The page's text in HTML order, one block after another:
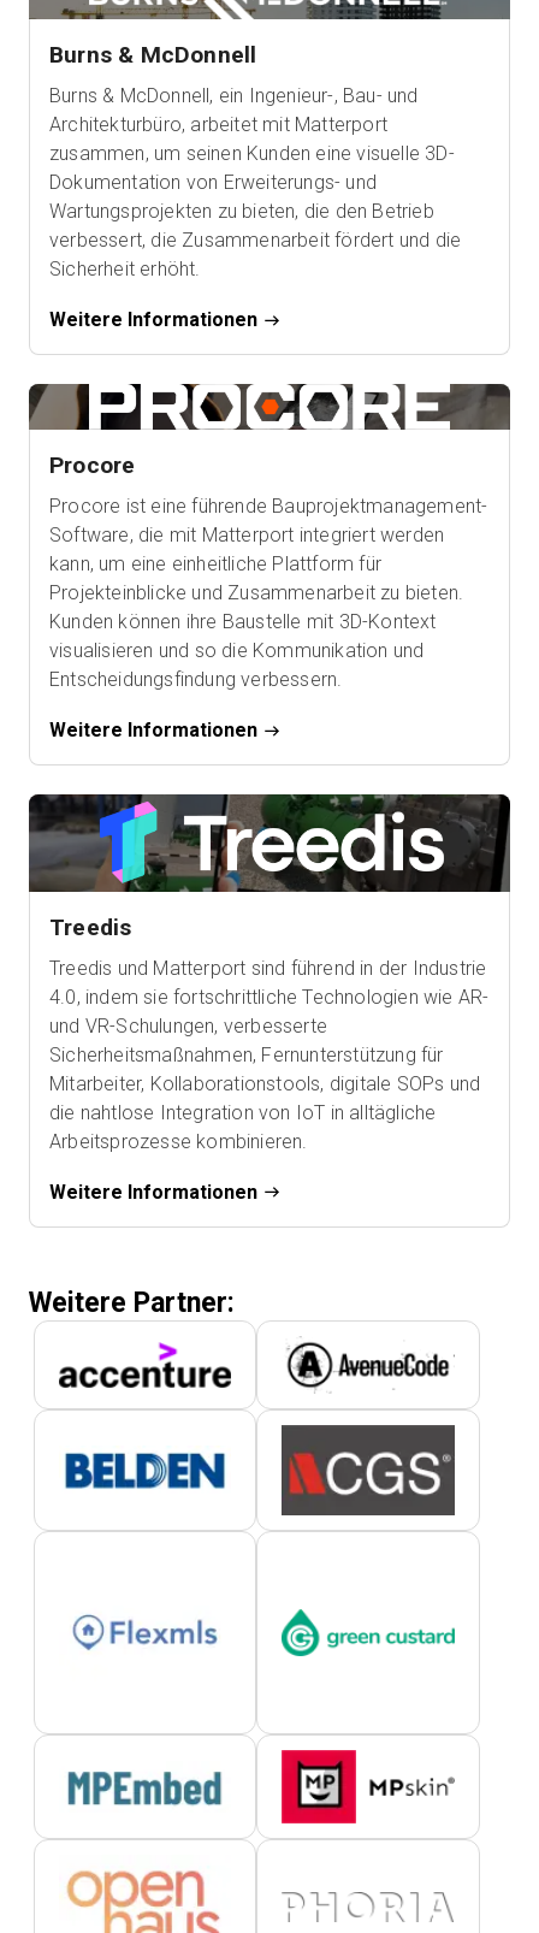
Burns & McDonnell
Burns & McDonnell, ein Ingenieur-, Bau- und
Architekturbüro, arbeitet mit Matterport
zusammen, um seinen Kunden eine visuelle 3D-
Dokumentation von Erweiterungs- und
Wartungsprojekten zu bieten, die den Betrieb
verbessert, die Zusammenarbeit fördert und die
Sicherheit erhöht.
Weitere Informationen
Procore
Procore ist eine führende Bauprojektmanagement-
Software, die mit Matterport integriert werden
kann, um eine einheitliche Plattform für
Projekteinblicke und Zusammenarbeit zu bieten.
Kunden können ihre Baustelle mit 3D-Kontext
visualisieren und so die Kommunikation und
Entscheidungsfindung verbessern.
Weitere Informationen
Treedis
Treedis und Matterport sind führend in der Industrie
4.0, indem sie fortschrittliche Technologien wie AR-
und VR-Schulungen, verbesserte
Sicherheitsmaßnahmen, Fernunterstützung für
Mitarbeiter, Kollaborationstools, digitale SOPs und
die nahtlose Integration von IoT in alltägliche
Arbeitsprozesse kombinieren.
Weitere Informationen
Weitere Partner: